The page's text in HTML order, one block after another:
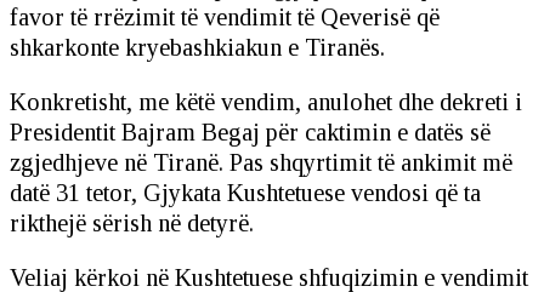
favor të rrëzimit të vendimit të Qeverisë që
shkarkonte kryebashkiakun e Tiranës.
Konkretisht, me këtë vendim, anulohet dhe dekreti i
Presidentit Bajram Begaj për caktimin e datës së
zgjedhjeve në Tiranë. Pas shqyrtimit të ankimit më
datë 31 tetor, Gjykata Kushtetuese vendosi që ta
rikthejë sërish në detyrë.
Veliaj kërkoi në Kushtetuese shfuqizimin e vendimit